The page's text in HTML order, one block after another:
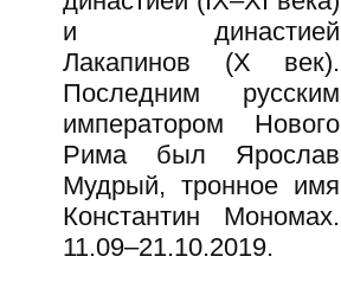
и династией
Лакапинов (X век).
Последним русским
императором Нового
Рима был Ярослав
Мудрый, тронное имя
Константин Мономах.
11.09–21.10.2019.